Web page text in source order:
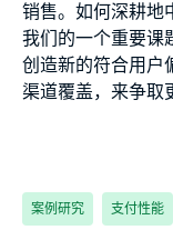
销售。如何深耕地
我们的一个重要课
创造新的符合用户
渠道覆盖，来争取
案例研究 支付性能